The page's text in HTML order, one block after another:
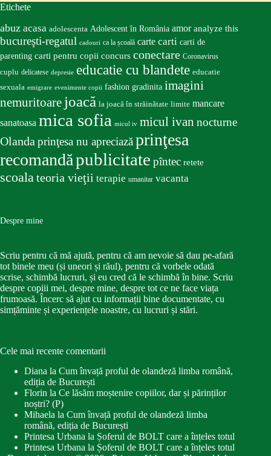
Etichete
abuz acasa adolescenta Adolescent în România amor analyze this
bucureşti-regatul cadouri ca la școală carte carti carti de
parenting carti pentru copii concurs conectare Coronavirus
cuplu delicatese depresie educatie cu blandete educatie
sexuala emigrare evenimente copii fashion gradinita imagini
nemuritoare joacă la joacă în străinătate limite mancare
sanatoasa mica sofia micul iv micul ivan nocturne
Olandaprinţesa nu apreciazăprinţesa
recomandăpublicitate pîntec retete
scoalateoria vieţii terapie umanitar vacanta
Despre mine
Scriu pentru că mă ajută, pentru că am nevoie să dau pe-afară
tot binele meu (și uneori și răul), pentru că vorbele odată
scrise, schimbă lucruri, și eu cred că le schimbă în bine. Scriu
despre copiii mei, despre mine, despre tot ce ne face viața
frumoasă. Încerc să ajut cu informații bine documentate, cu
simțăminte și experiențele noastre, cu lucruri și stări.
Cele mai recente comentarii
Diana la Cum învață proful de olandeză limba română,
ediția de București
Florin la Ce lăsăm moștenire copiilor, dar și părinților
noștri? (P)
Mihaela la Cum învață proful de olandeză limba
română, ediția de București
Printesa Urbana la Șoferul de BOLT care a înțeles totul
Printesa Urbana la Șoferul de BOLT care a înțeles totul